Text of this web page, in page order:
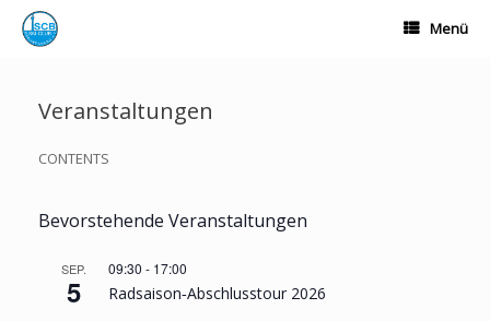
Inhalt
springen
Menü
Veranstaltungen
CONTENTS
Bevorstehende Veranstaltungen
SEP.
5
09:30 - 17:00
Radsaison‐Abschlusstour 2026